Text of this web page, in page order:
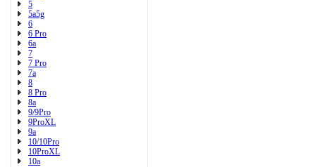
5
5a5g
6
6 Pro
6a
7
7 Pro
7a
8
8 Pro
8a
9/9Pro
9ProXL
9a
10/10Pro
10ProXL
10a